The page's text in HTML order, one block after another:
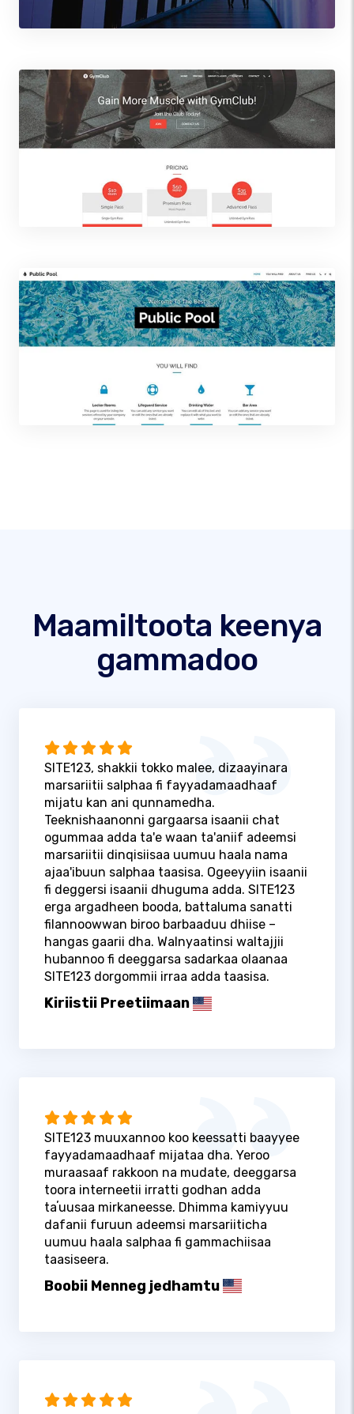
Maamiltoota keenya
gammadoo
SITE123, shakkii tokko malee, dizaayinara
marsariitii salphaa fi fayyadamaadhaaf
mijatu kan ani qunnamedha.
Teeknishaanonni gargaarsa isaanii chat
ogummaa adda ta'e waan ta'aniif adeemsi
marsariitii dinqisiisaa uumuu haala nama
ajaa'ibuun salphaa taasisa. Ogeeyyiin isaanii
fi deggersi isaanii dhuguma adda. SITE123
erga argadheen booda, battaluma sanatti
filannoowwan biroo barbaaduu dhiise –
hangas gaarii dha. Walnyaatinsi waltajjii
hubannoo fi deeggarsa sadarkaa olaanaa
SITE123 dorgommii irraa adda taasisa.
Kiriistii Preetiimaan
SITE123 muuxannoo koo keessatti baayyee
fayyadamaadhaaf mijataa dha. Yeroo
muraasaaf rakkoon na mudate, deeggarsa
toora interneetii irratti godhan adda
taʼuusaa mirkaneesse. Dhimma kamiyyuu
dafanii furuun adeemsi marsariiticha
uumuu haala salphaa fi gammachiisaa
taasiseera.
Boobii Menneg jedhamtu